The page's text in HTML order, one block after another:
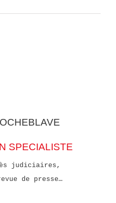
SPECIALISTE
judiciaires,
de presse…